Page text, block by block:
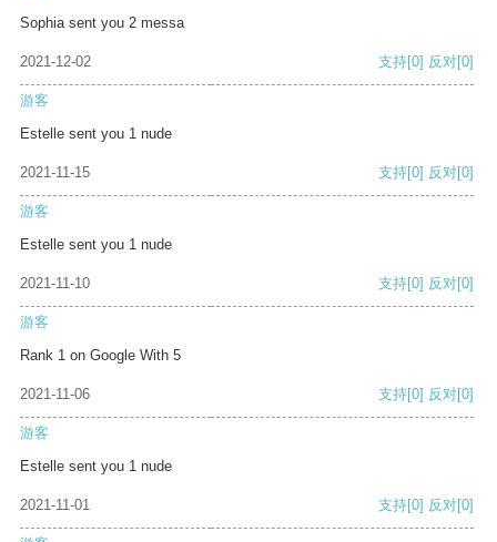
Sophia sent you 2 messa
2021-12-02 支持[0] 反对[0]
游客
Estelle sent you 1 nude
2021-11-15 支持[0] 反对[0]
游客
Estelle sent you 1 nude
2021-11-10 支持[0] 反对[0]
游客
Rank 1 on Google With 5
2021-11-06 支持[0] 反对[0]
游客
Estelle sent you 1 nude
2021-11-01 支持[0] 反对[0]